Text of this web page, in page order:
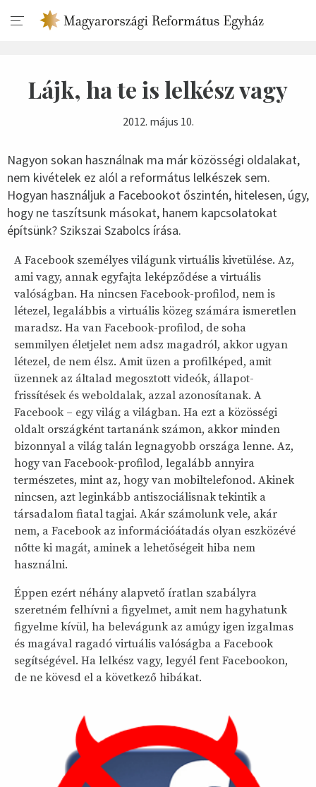
Lájk, ha te is lelkész vagy
2012. május 10.
Nagyon sokan használnak ma már közösségi oldalakat,
nem kivételek ez alól a református lelkészek sem.
Hogyan használjuk a Facebookot őszintén, hitelesen, úgy,
hogy ne taszítsunk másokat, hanem kapcsolatokat
építsünk? Szikszai Szabolcs írása.
A Facebook személyes világunk virtuális kivetülése. Az,
ami vagy, annak egyfajta leképződése a virtuális
valóságban. Ha nincsen Facebook-profilod, nem is
létezel, legalábbis a virtuális közeg számára ismeretlen
maradsz. Ha van Facebook-profilod, de soha
semmilyen életjelet nem adsz magadról, akkor ugyan
létezel, de nem élsz. Amit üzen a profilképed, amit
üzennek az általad megosztott videók, állapot-
frissítések és weboldalak, azzal azonosítanak. A
Facebook – egy világ a világban. Ha ezt a közösségi
oldalt országként tartanánk számon, akkor minden
bizonnyal a világ talán legnagyobb országa lenne. Az,
hogy van Facebook-profilod, legalább annyira
természetes, mint az, hogy van mobiltelefonod. Akinek
nincsen, azt leginkább antiszociálisnak tekintik a
társadalom fiatal tagjai. Akár számolunk vele, akár
nem, a Facebook az információátadás olyan eszközévé
nőtte ki magát, aminek a lehetőségeit hiba nem
használni.
Éppen ezért néhány alapvető íratlan szabályra
szeretném felhívni a figyelmet, amit nem hagyhatunk
figyelme kívül, ha belevágunk az amúgy igen izgalmas
és magával ragadó virtuális valóságba a Facebook
segítségével. Ha lelkész vagy, legyél fent Facebookon,
de ne kövesd el a következő hibákat.